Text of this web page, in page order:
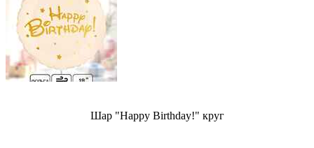
Шар "Happy Birthday!" круг